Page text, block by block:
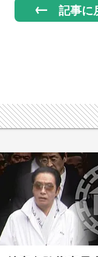
記事に